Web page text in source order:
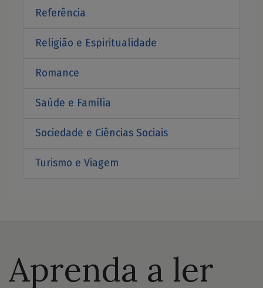
Referência
Religião e Espiritualidade
Romance
Saúde e Família
Sociedade e Ciências Sociais
Turismo e Viagem
Aprenda a ler